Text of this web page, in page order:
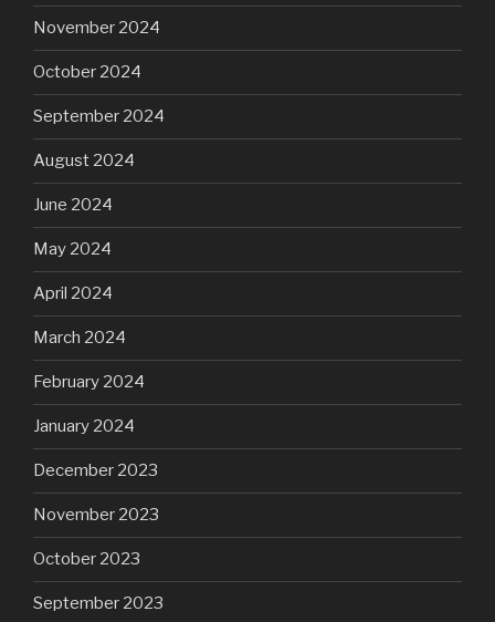
November 2024
October 2024
September 2024
August 2024
June 2024
May 2024
April 2024
March 2024
February 2024
January 2024
December 2023
November 2023
October 2023
September 2023